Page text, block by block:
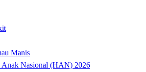
Manis
Anak Nasional (HAN) 2026